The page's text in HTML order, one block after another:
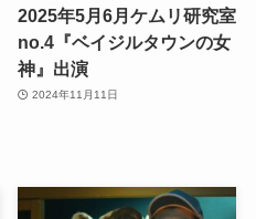
2025年5月6月ケムリ研究室
no.4『ベイジルタウンの女
神』出演
2024年11月11日